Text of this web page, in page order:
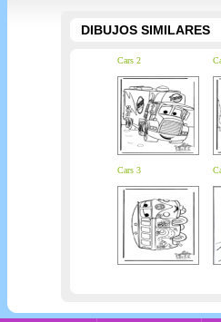
DIBUJOS SIMILARES
Cars 2
Cars 3